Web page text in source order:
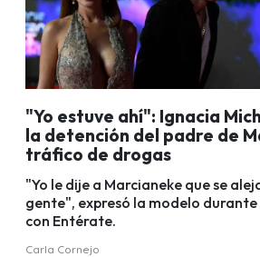
"Yo estuve ahí": Ignacia
la detención del padre de
tráfico de drogas
"Yo le dije a Marcianeke que se
gente", expresó la modelo
con Entérate.
Carla Cornejo